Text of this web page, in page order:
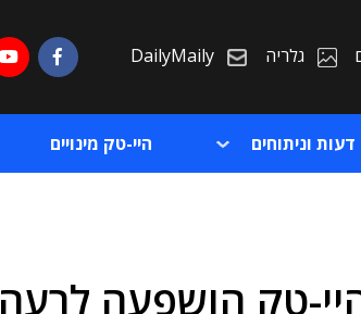
גלריה DailyMaily
דעות וניתוחים היי-טק מינויים
טק הושפעה לרעה